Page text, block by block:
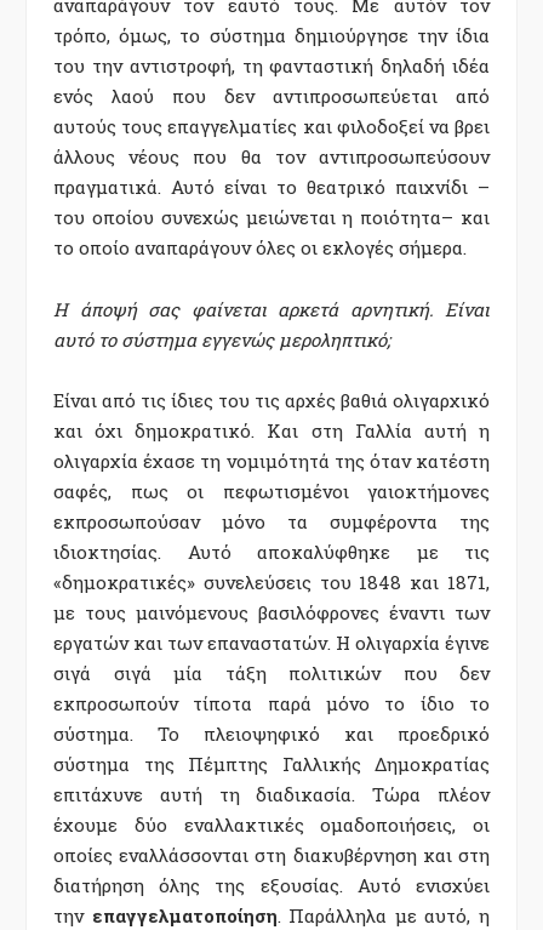
τρόπο, όμως, το σύστημα δημιούργησε την ίδια
του την αντιστροφή, τη φανταστική δηλαδή ιδέα
ενός λαού που δεν αντιπροσωπεύεται από
αυτούς τους επαγγελματίες και φιλοδοξεί να βρει
άλλους νέους που θα τον αντιπροσωπεύσουν
πραγματικά. Αυτό είναι το θεατρικό παιχνίδι –
του οποίου συνεχώς μειώνεται η ποιότητα– και
το οποίο αναπαράγουν όλες οι εκλογές σήμερα.
Η άποψή σας φαίνεται αρκετά αρνητική. Είναι
αυτό το σύστημα εγγενώς μεροληπτικό;
Είναι από τις ίδιες του τις αρχές βαθιά ολιγαρχικό
και όχι δημοκρατικό. Και στη Γαλλία αυτή η
ολιγαρχία έχασε τη νομιμότητά της όταν κατέστη
σαφές, πως οι πεφωτισμένοι γαιοκτήμονες
εκπροσωπούσαν μόνο τα συμφέροντα της
ιδιοκτησίας. Αυτό αποκαλύφθηκε με τις
«δημοκρατικές» συνελεύσεις του 1848 και 1871,
με τους μαινόμενους βασιλόφρονες έναντι των
εργατών και των επαναστατών. Η ολιγαρχία έγινε
σιγά σιγά μία τάξη πολιτικών που δεν
εκπροσωπούν τίποτα παρά μόνο το ίδιο το
σύστημα. Το πλειοψηφικό και προεδρικό
σύστημα της Πέμπτης Γαλλικής Δημοκρατίας
επιτάχυνε αυτή τη διαδικασία. Τώρα πλέον
έχουμε δύο εναλλακτικές ομαδοποιήσεις, οι
οποίες εναλλάσσονται στη διακυβέρνηση και στη
διατήρηση όλης της εξουσίας. Αυτό ενισχύει
την επαγγελματοποίηση. Παράλληλα με αυτό, η